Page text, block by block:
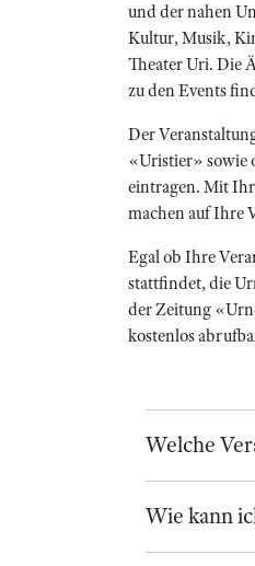
und der nahen
Kultur, Musik,
Theater Uri. Die
zu den Events
Der
«Uristier» sowie
eintragen. Mit
machen auf Ihre
Egal ob Ihre
stattfindet, die
der Zeitung
kostenlos
Welche
Wie kann